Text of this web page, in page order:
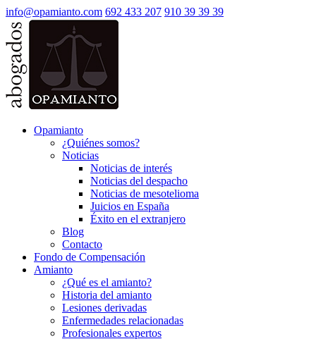
info@opamianto.com 692 433 207 910 39 39 39
Opamianto
¿Quiénes somos?
Noticias
Noticias de interés
Noticias del despacho
Noticias de mesotelioma
Juicios en España
Éxito en el extranjero
Blog
Contacto
Fondo de Compensación
Amianto
¿Qué es el amianto?
Historia del amianto
Lesiones derivadas
Enfermedades relacionadas
Profesionales expertos